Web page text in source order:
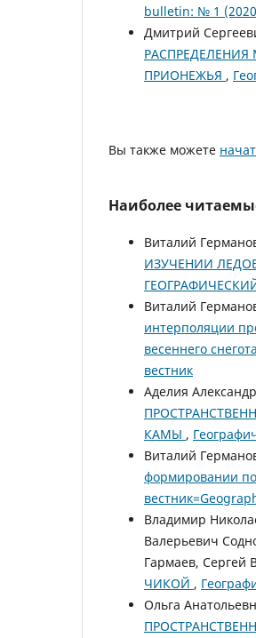
bulletin: № 1
Дмитрий
ПРИОНЕЖЬЯ ,
Вы также можете
Наиболее
Виталий
ИЗУЧЕНИИ
Виталий
интерполяции
весеннего
вестник
Аделия
КАМЫ ,
Виталий
формировании
Владимир
Валерьевич
Гармаев, Сергей
ЧИКОЙ ,
Ольга